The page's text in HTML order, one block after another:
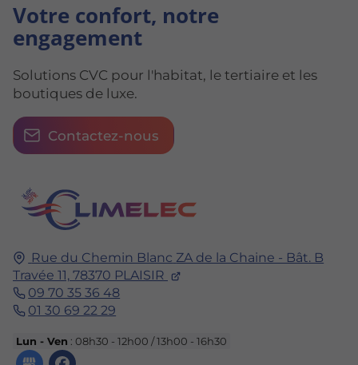
Rue du Chemin Blanc ZA de la Chaine - Bât. B
Travée 11, 78370 PLAISIR
09 70 35 36 48
01 30 69 22 29
Lun - Ven : 08h30 - 12h00 / 13h00 - 16h30
Votre confort, notre
engagement
Solutions CVC pour l'habitat, le tertiaire et les
boutiques de luxe.
Contactez-nous